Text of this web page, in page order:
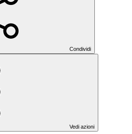
Condividi
Vedi azioni